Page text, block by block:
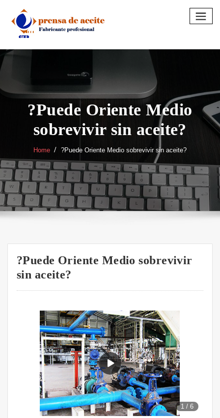
content
?Puede Oriente Medio
sobrevivir sin aceite?
Home ?Puede Oriente Medio sobrevivir sin aceite?
?Puede Oriente Medio sobrevivir
sin aceite?
1 /6